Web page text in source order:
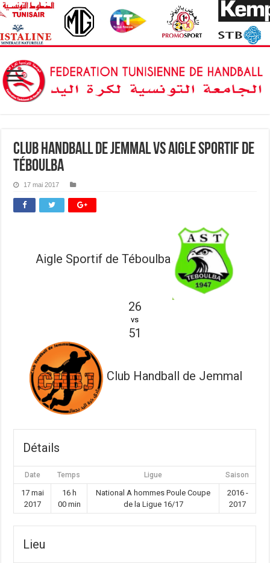
Club Handball de Jemmal vs Aigle sportif de
Téboulba
17 mai 2017
Aigle Sportif de Téboulba
26
vs
51
Club Handball de Jemmal
Détails
Date Temps Ligue Saison
17 mai
2017
16 h
00 min
National A hommes Poule Coupe
de la Ligue 16/17
2016 -
2017
Lieu